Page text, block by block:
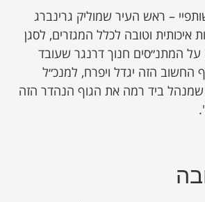
– ראש העיר שמוליק גרינברג
איכותית וטובה לכלל המגזרים, לסגן
המתנ״סים חנוך דרנגר שעובד
הזה יגדל ויפרח, למנכ״ל
שמנהל ביד רמה את הגוף הנהדר הזה